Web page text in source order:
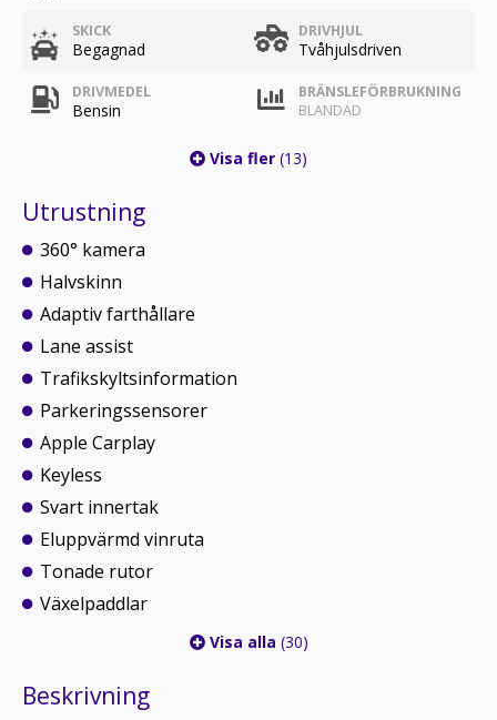
SKICK
Begagnad
DRIVHJUL
Tvåhjulsdriven
DRIVMEDEL
Bensin
BRÄNSLEFÖRBRUKNING
BLANDAD
Visa fler (13)
Utrustning
360° kamera
Halvskinn
Adaptiv farthållare
Lane assist
Trafikskyltsinformation
Parkeringssensorer
Apple Carplay
Keyless
Svart innertak
Eluppvärmd vinruta
Tonade rutor
Växelpaddlar
Visa alla (30)
Beskrivning